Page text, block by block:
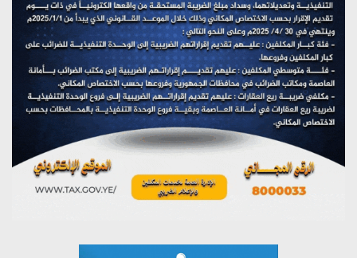
تستمعون لبرنامج (هندسة الوهم)
يوليو 28, 2026
مؤتمر صحفي لمركز عين الإنسانية حول جرائم تحالف العدوان
على اليمن
يوليو 27, 2026